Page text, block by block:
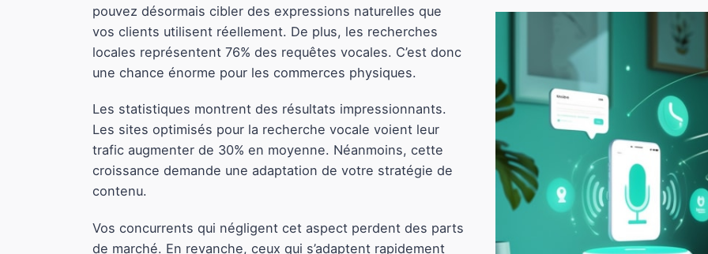
pouvez désormais cibler des expressions naturelles que
vos clients utilisent réellement. De plus, les recherches
locales représentent 76% des requêtes vocales. C’est donc
une chance énorme pour les commerces physiques.
Les statistiques montrent des résultats impressionnants.
Les sites optimisés pour la recherche vocale voient leur
trafic augmenter de 30% en moyenne. Néanmoins, cette
croissance demande une adaptation de votre stratégie de
contenu.
Vos concurrents qui négligent cet aspect perdent des parts
de marché. En revanche, ceux qui s’adaptent rapidement